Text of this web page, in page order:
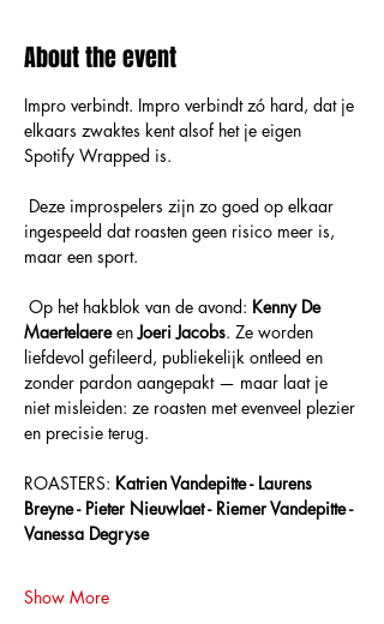
About the event
Impro verbindt. Impro verbindt zó hard, dat je
elkaars zwaktes kent alsof het je eigen
Spotify Wrapped is.
ingespeeld dat roasten geen risico meer is,
maar een sport.
Op het hakblok van de avond: Kenny De
Maertelaere en Joeri Jacobs. Ze worden
liefdevol gefileerd, publiekelijk ontleed en
zonder pardon aangepakt — maar laat je
niet misleiden: ze roasten met evenveel plezier
en precisie terug.
ROASTERS: Katrien Vandepitte - Laurens
Breyne - Pieter Nieuwlaet - Riemer Vandepitte -
Vanessa Degryse
Show More